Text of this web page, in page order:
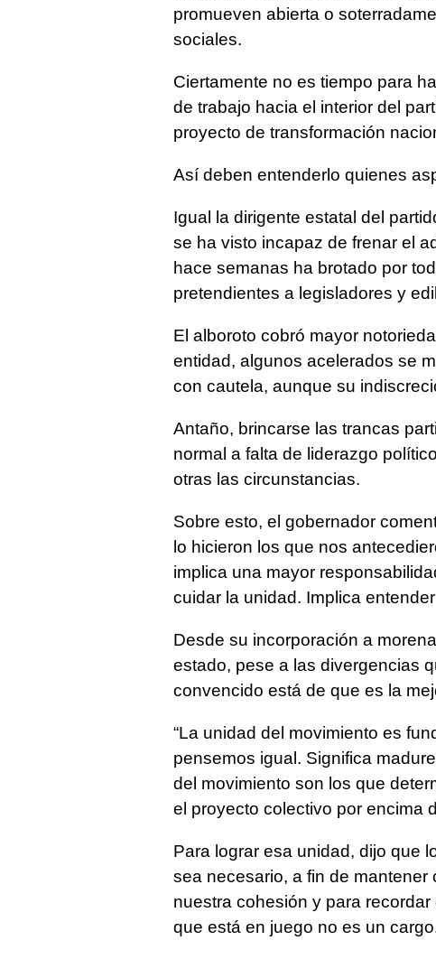
promueven abierta o
sociales.
Ciertamente no es tiempo para
de trabajo hacia el interior del
proyecto de transformación
Así deben entenderlo quienes
Igual la dirigente estatal del
se ha visto incapaz de frenar el
hace semanas ha brotado por
pretendientes a legisladores y
El alboroto cobró mayor
entidad, algunos acelerados se
con cautela, aunque su
Antaño, brincarse las trancas
normal a falta de liderazgo
otras las circunstancias.
Sobre esto, el gobernador
lo hicieron los que nos
implica una mayor
cuidar la unidad. Implica
Desde su incorporación a
estado, pese a las divergencias
convencido está de que es la
“La unidad del movimiento es
pensemos igual. Significa
del movimiento son los que
el proyecto colectivo por encima
Para lograr esa unidad, dijo que
sea necesario, a fin de mantener
nuestra cohesión y para
que está en juego no es un